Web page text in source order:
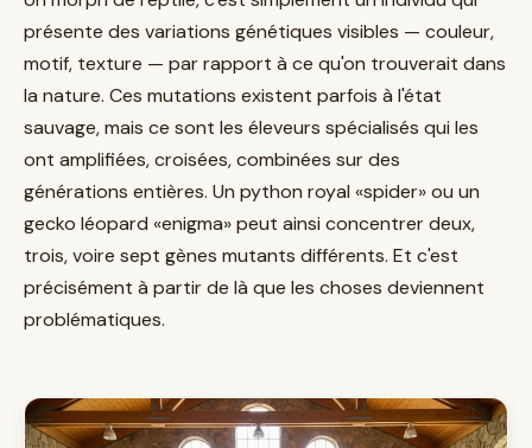
présente des variations génétiques visibles — couleur,
motif, texture — par rapport à ce qu'on trouverait dans
la nature. Ces mutations existent parfois à l'état
sauvage, mais ce sont les éleveurs spécialisés qui les
ont amplifiées, croisées, combinées sur des
générations entières. Un python royal «spider» ou un
gecko léopard «enigma» peut ainsi concentrer deux,
trois, voire sept gènes mutants différents. Et c'est
précisément à partir de là que les choses deviennent
problématiques.